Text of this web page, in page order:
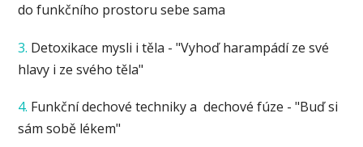
do funkčního prostoru sebe sama
3. Detoxikace mysli i těla - "Vyhoď harampádí ze své
hlavy i ze svého těla"
4. Funkční dechové techniky a dechové fúze - "Buď si
sám sobě lékem"